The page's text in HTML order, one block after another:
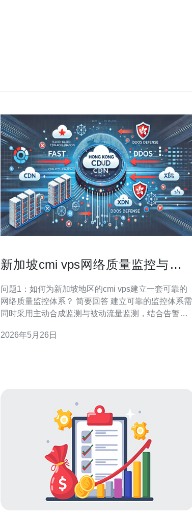
新加坡cmi vps网络质量监控与故障
问题1：如何为新加坡地区的cmi vps建立一套可靠的
网络质量监控体系？ 简要回答 建立可靠的监控体系需
同时采用主动合成监测与被动流量监测，结合告警、
网络质量与服务可用性有实时掌控。 实施步骤 1）确
2026年5月26日